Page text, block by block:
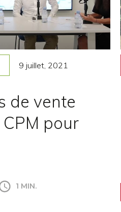
9 juillet, 2021
de vente
pour
1 MIN.